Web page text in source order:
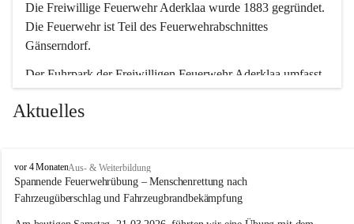
Die Freiwillige Feuerwehr Aderklaa wurde 1883 gegründet.
Die Feuerwehr ist Teil des Feuerwehrabschnittes
Gänserndorf.
Der Fuhrpark der Freiwilligen Feuerwehr Aderklaa umfasst
ein RLFA-2000 der Marke Mercedes Artego und ein MTFA
der Marke Mercedes Sprinter. Weiters haben wir noch einen
Aktuelles
F
r
e
vor 4 MonatenAus- & Weiterbildung
Spannende Feuerwehrübung – Menschenrettung nach
Fahrzeugüberschlag und Fahrzeugbrandbekämpfung